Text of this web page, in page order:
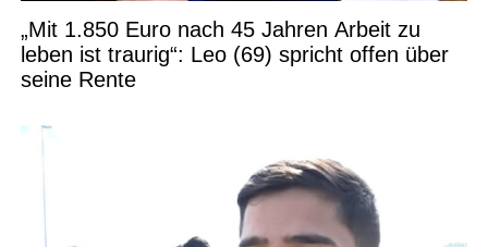
„Mit 1.850 Euro nach 45 Jahren Arbeit zu
leben ist traurig“: Leo (69) spricht offen über
seine Rente